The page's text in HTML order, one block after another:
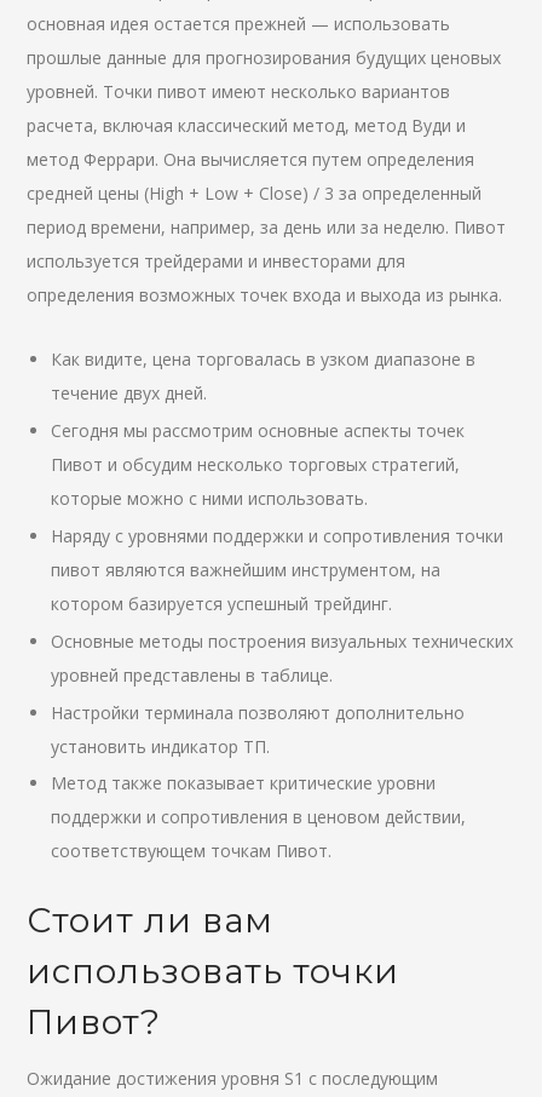
основная идея остается прежней — использовать
прошлые данные для прогнозирования будущих ценовых
уровней. Точки пивот имеют несколько вариантов
расчета, включая классический метод, метод Вуди и
метод Феррари. Она вычисляется путем определения
средней цены (High + Low + Close) / 3 за определенный
период времени, например, за день или за неделю. Пивот
используется трейдерами и инвесторами для
определения возможных точек входа и выхода из рынка.
Как видите, цена торговалась в узком диапазоне в
течение двух дней.
Сегодня мы рассмотрим основные аспекты точек
Пивот и обсудим несколько торговых стратегий,
которые можно с ними использовать.
Наряду с уровнями поддержки и сопротивления точки
пивот являются важнейшим инструментом, на
котором базируется успешный трейдинг.
Основные методы построения визуальных технических
уровней представлены в таблице.
Настройки терминала позволяют дополнительно
установить индикатор ТП.
Метод также показывает критические уровни
поддержки и сопротивления в ценовом действии,
соответствующем точкам Пивот.
Стоит ли вам
использовать точки
Пивот?
Ожидание достижения уровня S1 с последующим